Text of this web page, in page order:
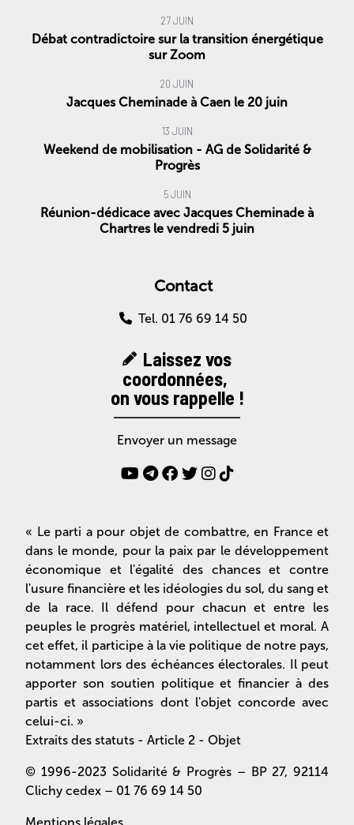
27 JUIN
Débat contradictoire sur la transition énergétique
sur Zoom
20 JUIN
Jacques Cheminade à Caen le 20 juin
13 JUIN
Weekend de mobilisation - AG de Solidarité &
Progrès
5 JUIN
Réunion-dédicace avec Jacques Cheminade à
Chartres le vendredi 5 juin
Contact
Tel. 01 76 69 14 50
Laissez vos
coordonnées,
on vous rappelle !
Envoyer un message
« Le parti a pour objet de combattre, en France et
dans le monde, pour la paix par le développement
économique et l'égalité des chances et contre
l'usure financière et les idéologies du sol, du sang et
de la race. Il défend pour chacun et entre les
peuples le progrès matériel, intellectuel et moral. A
cet effet, il participe à la vie politique de notre pays,
notamment lors des échéances électorales. Il peut
apporter son soutien politique et financier à des
partis et associations dont l'objet concorde avec
celui-ci. »
Extraits des statuts - Article 2 - Objet
© 1996-2023 Solidarité & Progrès – BP 27, 92114
Clichy cedex – 01 76 69 14 50